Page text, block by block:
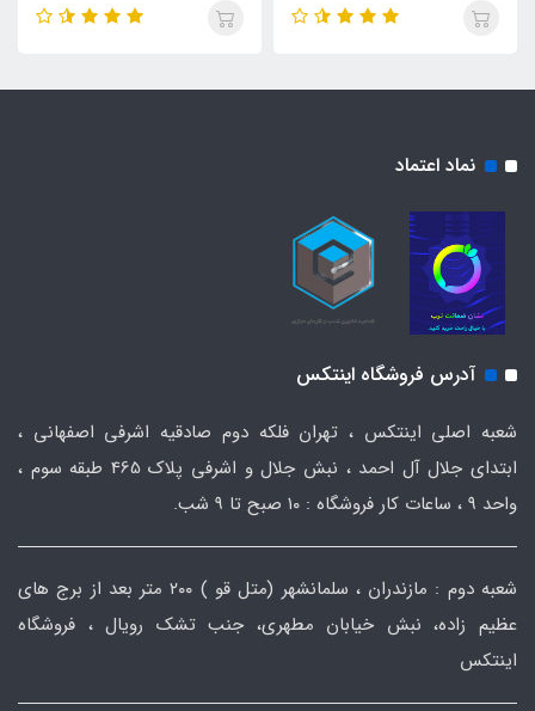
نماد اعتماد
آدرس فروشگاه اینتکس
شعبه اصلی اینتکس ، تهران فلکه دوم صادقیه اشرفی اصفهانی ،
ابتدای جلال آل احمد ، نبش جلال و اشرفی پلاک 465 طبقه سوم ،
واحد ۹ ، ساعات کار فروشگاه : ۱۰ صبح تا ۹ شب.
شعبه دوم : مازندران ، سلمانشهر (متل قو ) ۲۰۰ متر بعد از برج های
عظیم زاده، نبش خیابان مطهری، جنب تشک رویال ، فروشگاه
اینتکس